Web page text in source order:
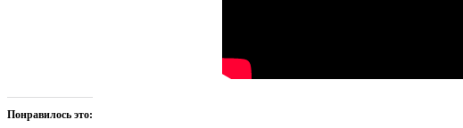
Понравилось это: